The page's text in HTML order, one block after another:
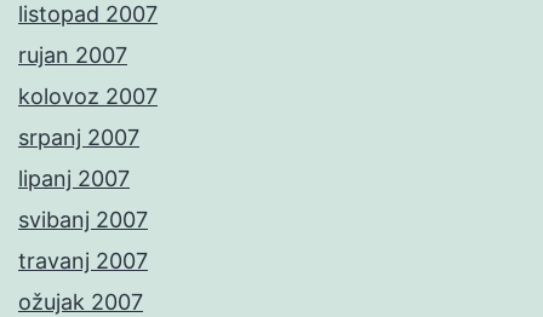
listopad 2007
rujan 2007
kolovoz 2007
srpanj 2007
lipanj 2007
svibanj 2007
travanj 2007
ožujak 2007